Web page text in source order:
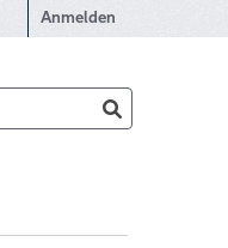
Anmelden